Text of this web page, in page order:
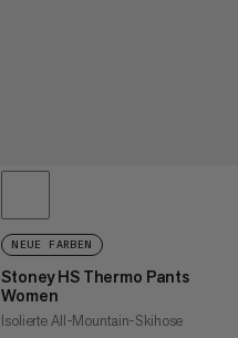
NEUE FARBEN
Stoney HS Thermo Pants
Women
Isolierte All-Mountain-Skihose